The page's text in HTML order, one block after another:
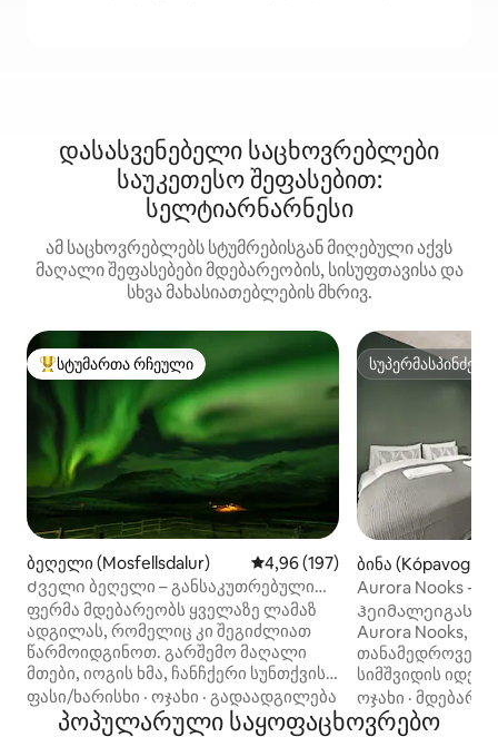
დასასვენებელი საცხოვრებლები
საუკეთესო შეფასებით:
სელტიარნარნესი
ამ საცხოვრებლებს სტუმრებისგან მიღებული აქვს
მაღალი შეფასებები მდებარეობის, სისუფთავისა და
სხვა მახასიათებლების მხრივ.
სტუმართა რჩეული მოწინავე ვარიანტი
სტუმართა რჩეული
ბეღელი (Mosfellsdalur) საშუალო შეფასებაა 5‑დან
4,96 (197)
Ძველი ბეღელი – განსაკუთრებული
ადგილი ულამაზეს ბუნებაში
ფერმა მდებარეობს ყველაზე ლამაზ
ადგილას, რომელიც კი შეგიძლიათ
წარმოიდგინოთ. გარშემო მაღალი
მთები, იოგის ხმა, ჩანჩქერი სუნთქვის
შემკრელი ხეობაში. სათანადო
პირობების არსებობის შემთხვევაში,
ფასი/ხარისხი · ოჯახი · გადაადგილება
ბინა (Kópavogur)
Aurora Nooks -
უფასო
Ჰეიმალეიგას
Aurora Nooks,
თანამედროვე
სიმშვიდის
დედაქალაქის
რამდენიმე
ოჯახი ·
პოპულარული საყოფაცხოვრებო